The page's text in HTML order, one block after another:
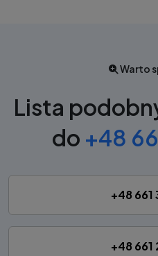
Warto
Lista
do +48
+48 661
+48 661